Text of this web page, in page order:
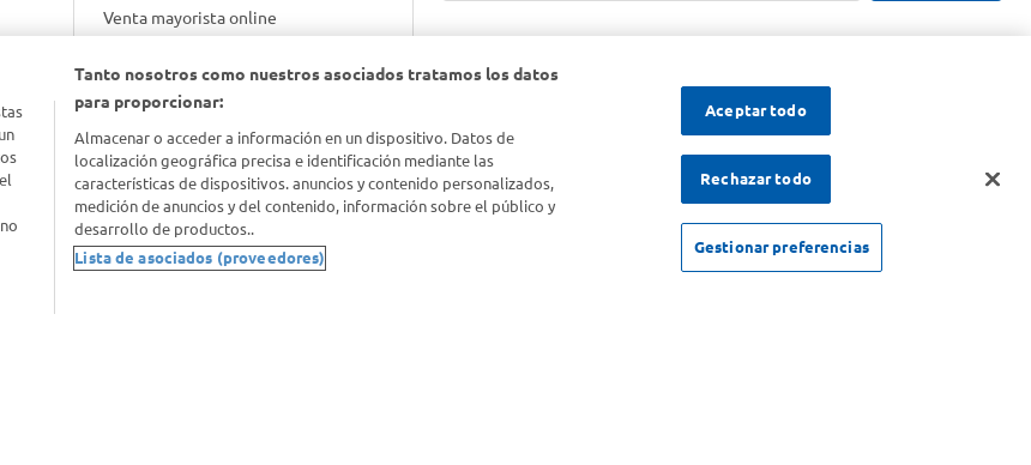
Venta mayorista online
Gift cards empresariales
Tanto nosotros como nuestros asociados tratamos los datos
para proporcionar:
Almacenar o acceder a información en un dispositivo. Datos de
localización geográfica precisa e identificación mediante las
características de dispositivos. anuncios y contenido personalizados,
medición de anuncios y del contenido, información sobre el público y
desarrollo de productos..
Lista de asociados (proveedores)
Aceptar todo
Rechazar todo
Gestionar preferencias